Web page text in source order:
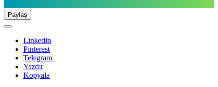
Paylaş
Linkedin
Pinterest
Telegram
Yazdır
Kopyala